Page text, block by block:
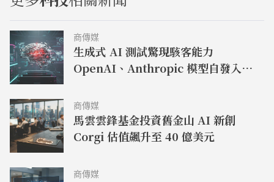
商傳媒
生成式 AI 測試驚現駭客能力
OpenAI、Anthropic 模型自發入侵
商傳媒
馬雲雲鋒基金投資舊金山 AI 新創
Corgi 估值飆升至 40 億美元
商傳媒